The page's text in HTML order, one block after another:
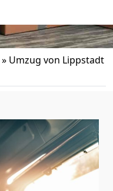
» Umzug von Lippstadt